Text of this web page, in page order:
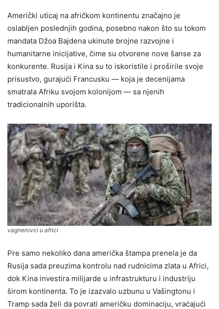
Američki uticaj na afričkom kontinentu značajno je
oslabljen poslednjih godina, posebno nakon što su tokom
mandata Džoa Bajdena ukinute brojne razvojne i
humanitarne inicijative, čime su otvorene nove šanse za
konkurente. Rusija i Kina su to iskoristile i proširile svoje
prisustvo, gurajući Francusku — koja je decenijama
smatrala Afriku svojom kolonijom — sa njenih
tradicionalnih uporišta.
vagnerovci u africi
Pre samo nekoliko dana američka štampa prenela je da
Rusija sada preuzima kontrolu nad rudnicima zlata u Africi,
dok Kina investira milijarde u infrastrukturu i industriju
širom kontinenta. To je izazvalo uzbunu u Vašingtonu i
Tramp sada želi da povrati američku dominaciju, vraćajući